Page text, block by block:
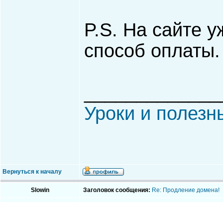
P.S. На сайте
способ оплаты.
Уроки и
Вернуться к началу
Slowin Заголовок сообщения: Re: Продление домена!